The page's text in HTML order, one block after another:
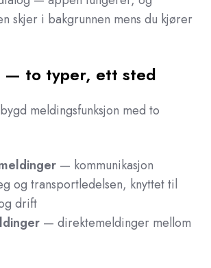
skjer i bakgrunnen mens du kjører
— to typer, ett sted
meldingsfunksjon med to
— kommunikasjon
og transportledelsen, knyttet til
drift
— direktemeldinger mellom